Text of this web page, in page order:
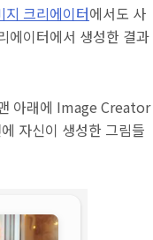
지 크리에이터에서도 사
에이터에서 생성한 결과
아래에 Image Creator
자신이 생성한 그림들